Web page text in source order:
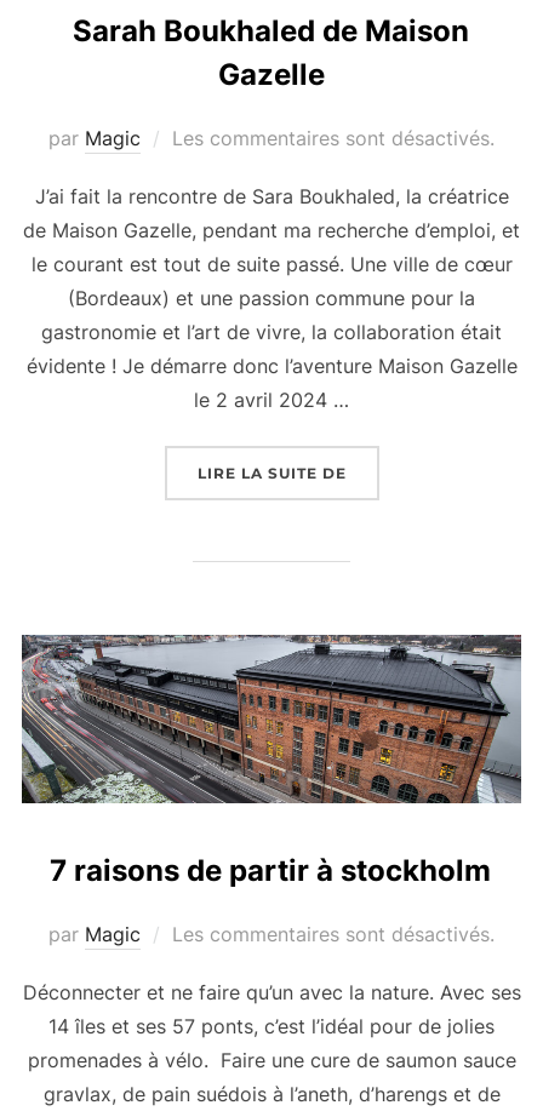
Sarah Boukhaled de Maison
Gazelle
par Magic Les commentaires sont désactivés.
J’ai fait la rencontre de Sara Boukhaled, la créatrice
de Maison Gazelle, pendant ma recherche d’emploi, et
le courant est tout de suite passé. Une ville de cœur
(Bordeaux) et une passion commune pour la
gastronomie et l’art de vivre, la collaboration était
évidente ! Je démarre donc l’aventure Maison Gazelle
le 2 avril 2024 …
LIRE LA SUITE DE« SARAH BOUKHALED
7 raisons de partir à stockholm
par Magic Les commentaires sont désactivés.
Déconnecter et ne faire qu’un avec la nature. Avec ses
14 îles et ses 57 ponts, c’est l’idéal pour de jolies
promenades à vélo. Faire une cure de saumon sauce
gravlax, de pain suédois à l’aneth, d’harengs et de